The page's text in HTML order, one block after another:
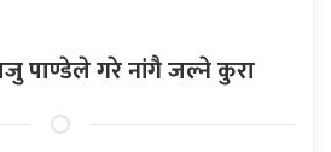
पाण्डेले गरे नांगै जल्ने कुरा